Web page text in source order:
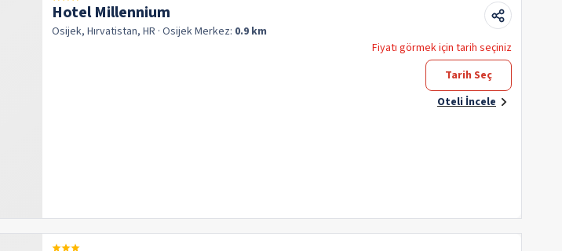
Hotel Millennium
Osijek, Hırvatistan, HR · OsijekMerkez: 0.9 km
Fiyatı görmek için tarih seçiniz
Tarih Seç
Oteli İncele